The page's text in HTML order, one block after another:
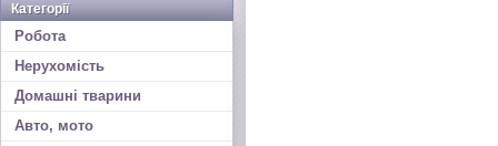
Категорії
Робота
Нерухомість
Домашні тварини
Авто, мото